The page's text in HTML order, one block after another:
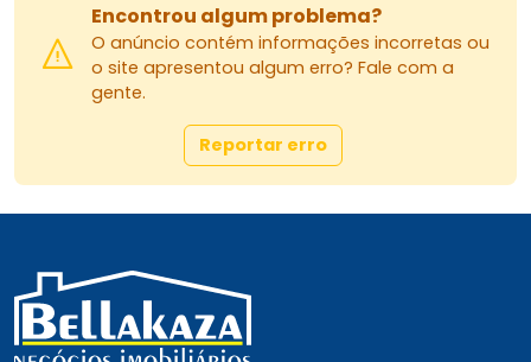
Encontrou algum problema?
O anúncio contém informações incorretas ou
o site apresentou algum erro? Fale com a
gente.
Reportar erro